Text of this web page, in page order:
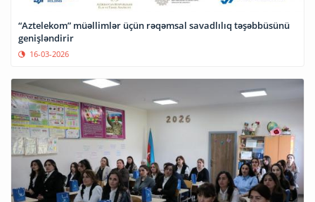
“Aztelekom” müəllimlər üçün rəqəmsal savadlılıq təşəbbüsünü
genişləndirir
16-03-2026